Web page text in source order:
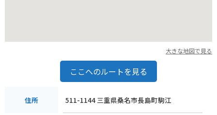
大きな地図で見る
ここへのルートを見る
住所 511-1144 三重県桑名市長島町駒江